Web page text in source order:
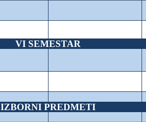
VI SEMESTAR
IZBORNI PREDMETI